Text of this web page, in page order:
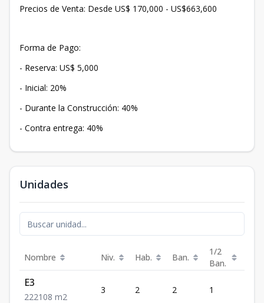
Precios de Venta: Desde US$ 170,000 - US$663,600
Forma de Pago:
- Reserva: US$ 5,000
- Inicial: 20%
- Durante la Construcción: 40%
- Contra entrega: 40%
Unidades
Nombre Niv. Hab. Ban.
1/2
Ban.
E3
222108 m2
3 2 2 1